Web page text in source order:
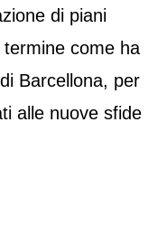
di piani
come ha
Barcellona, per
alle nuove sfide